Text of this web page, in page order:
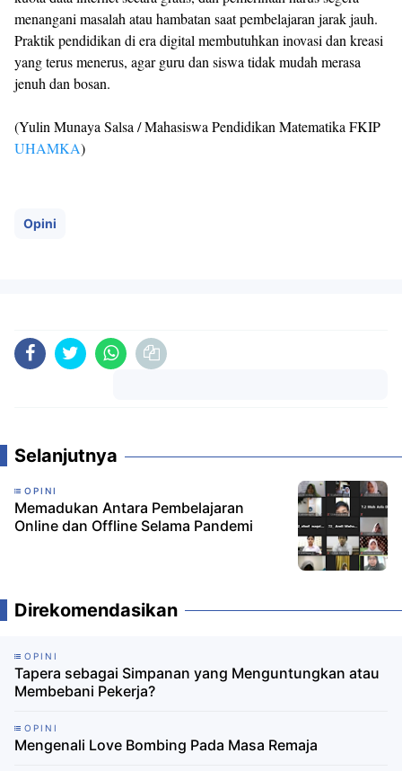
menangani masalah atau hambatan saat pembelajaran jarak jauh.
Praktik pendidikan di era digital membutuhkan inovasi dan kreasi
yang terus menerus, agar guru dan siswa tidak mudah merasa
jenuh dan bosan.
(Yulin Munaya Salsa / Mahasiswa Pendidikan Matematika FKIP
UHAMKA)
Opini
Selanjutnya
OPINI
Memadukan Antara Pembelajaran
Online dan Offline Selama Pandemi
Direkomendasikan
OPINI
Tapera sebagai Simpanan yang Menguntungkan atau
Membebani Pekerja?
OPINI
Mengenali Love Bombing Pada Masa Remaja